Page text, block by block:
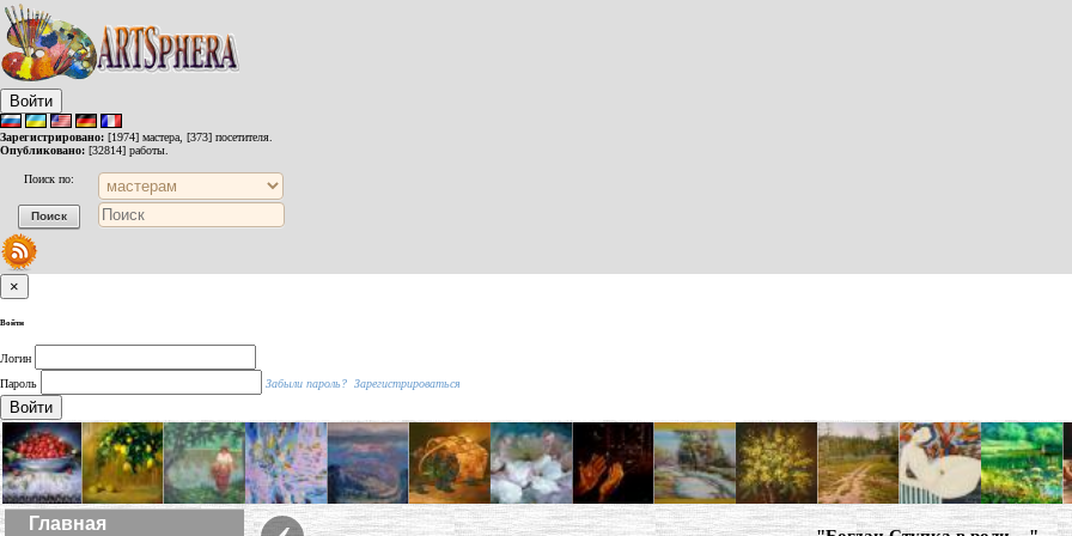
Войти
Зарегистрировано: [1974] мастера, [373] посетителя.
Опубликовано: [32814] работы.
Поиск по:
×
Войти
Логин
Пароль
Забыли пароль? Зарегистрироваться
Войти
Главная